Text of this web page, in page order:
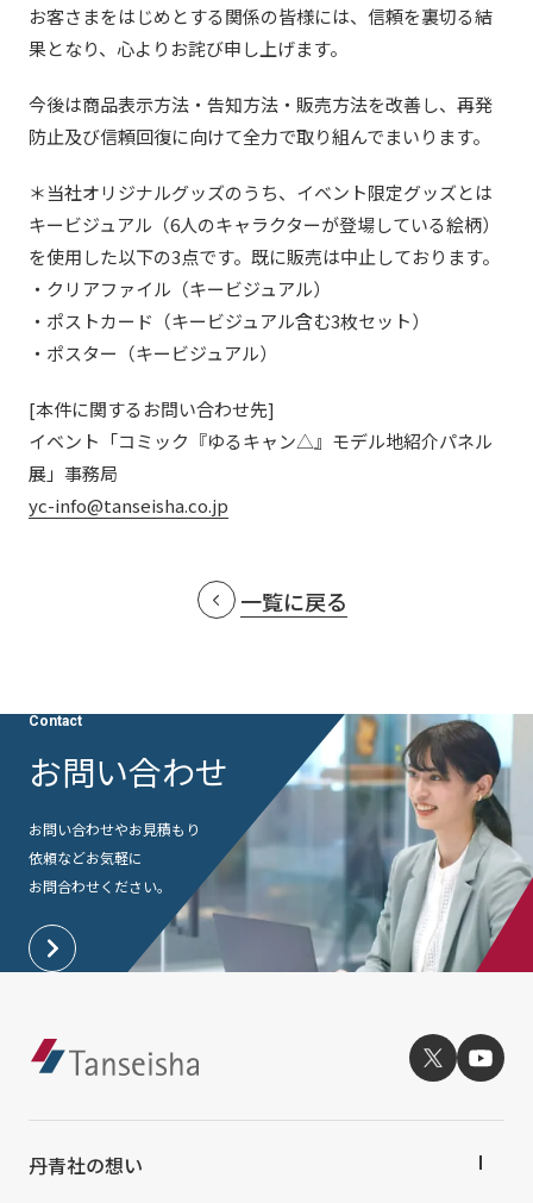
株式情報
IRカレンダー
IRニュース
よくあるご質問
免責事項
マテリアリティ
ESGの取り組み：S（社会）
社外からの評価・認定
統合報告書
サステナビリティデータ
お知らせ
メディア掲載情報
ニュースリリース
協力会社/デザインパートナーの皆さまへ
お問い合わせ
採用情報
個人情報保護方針
個人情報の取り扱いについて
ウェブサイト利用規定
アクセシビリティポリシー
お客さまをはじめとする関係の皆様には、信頼を裏切る結
果となり、心よりお詫び申し上げます。
今後は商品表示方法・告知方法・販売方法を改善し、再発
防止及び信頼回復に向けて全力で取り組んでまいります。
＊当社オリジナルグッズのうち、イベント限定グッズとは
キービジュアル（6人のキャラクターが登場している絵柄）
を使用した以下の3点です。既に販売は中止しております。
・クリアファイル（キービジュアル）
・ポストカード（キービジュアル含む3枚セット）
・ポスター（キービジュアル）
[本件に関するお問い合わせ先]
イベント「コミック『ゆるキャン△』モデル地紹介パネル
展」事務局
yc-info@tanseisha.co.jp
一覧に戻る
Contact
お問い合わせ
お問い合わせやお見積もり
依頼などお気軽に
お問合わせください。
丹青社の想い